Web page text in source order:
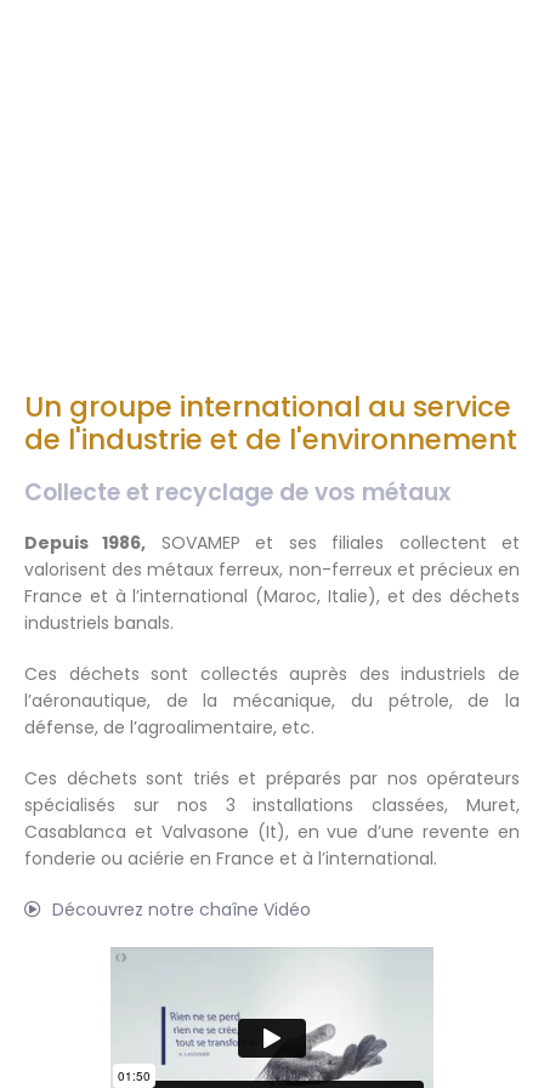
Un groupe international au service
de l'industrie et de l'environnement
Collecte et recyclage de vos métaux
Depuis 1986, SOVAMEP et ses filiales collectent et
valorisent des métaux ferreux, non-ferreux et précieux en
France et à l’international (Maroc, Italie), et des déchets
industriels banals.
Ces déchets sont collectés auprès des industriels de
l’aéronautique, de la mécanique, du pétrole, de la
défense, de l’agroalimentaire, etc.
Ces déchets sont triés et préparés par nos opérateurs
spécialisés sur nos 3 installations classées, Muret,
Casablanca et Valvasone (It), en vue d’une revente en
fonderie ou aciérie en France et à l’international.
Découvrez notre chaîne Vidéo